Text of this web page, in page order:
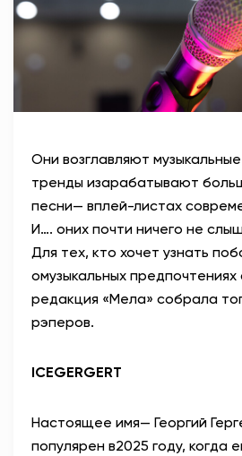
НОВОСТИ
Вход /
Они возглавляют
тренды изарабатывают
песни— вплей-листах
И…. оних почти ничего не
Для тех, кто хочет узнать
омузыкальных предпочтениях
редакция «Мела» собрала
рэперов.
ICEGERGERT
Настоящее имя— Георгий
популярен в2025 году, когда